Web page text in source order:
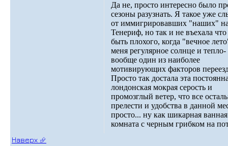
Да не, просто интересно было
сезоны разузнать. Я такое уже
от иммигрировавших "наших"
Тенериф, но так и не въехала
быть плохого, когда "вечное
меня регулярное солнце и тепло-
вообще один из наиболее
мотивирующих факторов
Просто так достала эта
лондонская мокрая серость и
промозглый ветер, что все
прелести и удобства в данной
просто... ну как шикарная ванная
комната с черным грибком на
Наверх ⮵